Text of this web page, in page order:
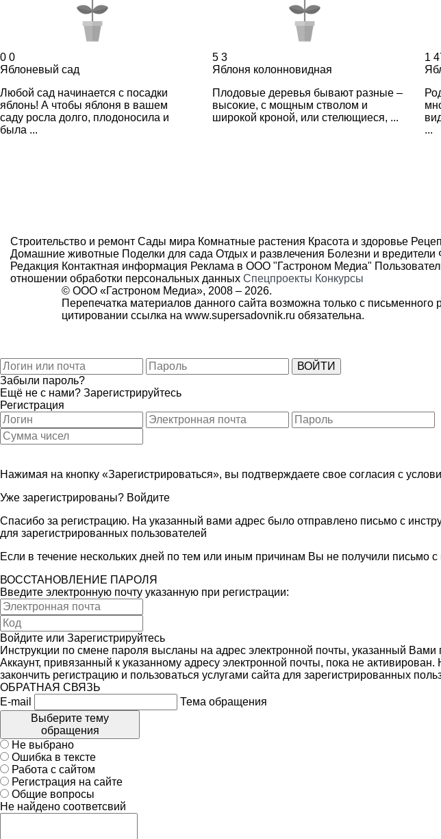
0 0
Яблоневый сад
Любой сад начинается с посадки
яблонь! А чтобы яблоня в вашем
саду росла долго, плодоносила и
была ...
5 3
Яблоня колонновидная
Плодовые деревья бывают разные –
высокие, с мощным стволом и
широкой кроной, или стелющиеся, ...
1
...
Строительство и ремонт Сады мира Комнатные растения Красота и здоровье
Домашние животные Поделки для сада Отдых и развлечения Болезни и вредители
Редакция Контактная информация Реклама в ООО "Гастроном Медиа"
отношении обработки персональных данных Спецпроекты Конкурсы
© ООО «Гастроном Медиа», 2008 – 2026.
Перепечатка материалов данного сайта возможна только с
цитировании ссылка на www.supersadovnik.ru обязательна.
Забыли пароль?
Ещё не с нами? Зарегистрируйтесь
Регистрация
Нажимая на кнопку «Зарегистрироваться», вы подтверждаете свое согласия с
Уже зарегистрированы? Войдите
Спасибо за регистрацию. На указанный вами адрес было отправлено письмо с
для зарегистрированных пользователей
Если в течение нескольких дней по тем или иным причинам Вы не получили письмо
ВОССТАНОВЛЕНИЕ ПАРОЛЯ
Введите электронную почту указанную при регистрации:
Войдите или Зарегистрируйтесь
Инструкции по смене пароля высланы на адрес электронной почты, указанный Вами
Аккаунт, привязанный к указанному адресу электронной почты, пока не
закончить регистрацию и пользоваться услугами сайта для зарегистрированных
ОБРАТНАЯ СВЯЗЬ
E-mail
Тема обращения
Выберите тему
обращения
Не выбрано
Ошибка в тексте
Работа с сайтом
Регистрация на сайте
Общие вопросы
Не найдено соответсвий